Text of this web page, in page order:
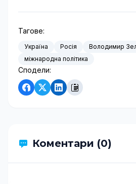
Тагове:
Україна Росія Володимир
міжнародна політика
Сподели:
Коментари (0)